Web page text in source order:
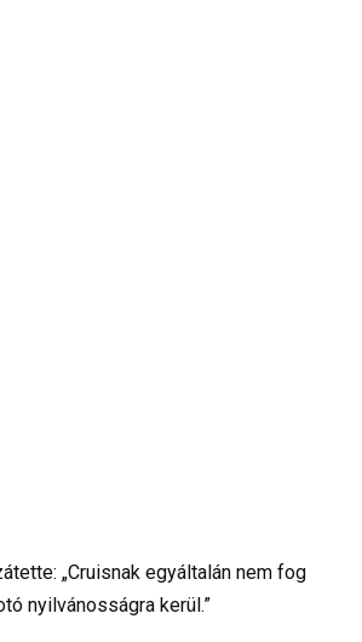
„Cruisnak egyáltalán nem fog
nyilvánosságra kerül.”